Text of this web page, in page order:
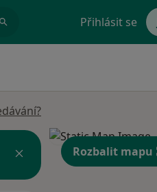
Přihlásit se
Rozbalit mapu